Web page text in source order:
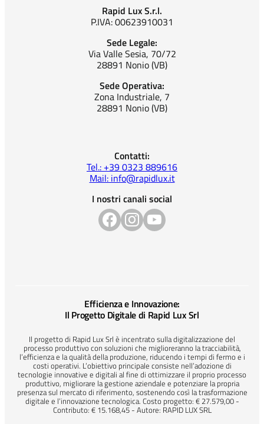
Rapid Lux S.r.l.
P.IVA: 00623910031
Sede Legale:
Via Valle Sesia, 70/72
28891 Nonio (VB)
Sede Operativa:
Zona Industriale, 7
28891 Nonio (VB)
Contatti:
Tel.: +39 0323 889616
Mail: info@rapidlux.it
I nostri canali social
Efficienza e Innovazione:
Il Progetto Digitale di Rapid Lux Srl
Il progetto di Rapid Lux Srl è incentrato sulla digitalizzazione del
processo produttivo con soluzioni che miglioreranno la tracciabilità,
l’efficienza e la qualità della produzione, riducendo i tempi di fermo e i
costi operativi. L’obiettivo principale consiste nell’adozione di
tecnologie innovative e digitali al fine di ottimizzare il proprio processo
produttivo, migliorare la gestione aziendale e potenziare la propria
presenza sul mercato di riferimento, sostenendo così la trasformazione
digitale e l’innovazione tecnologica. Costo progetto: € 27.579,00 -
Contributo: € 15.168,45 - Autore: RAPID LUX SRL